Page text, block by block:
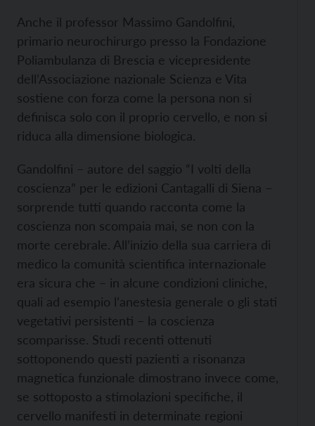
Anche il professor Massimo Gandolfini,
primario neurochirurgo presso la Fondazione
Poliambulanza di Brescia e vicepresidente
dell’Associazione nazionale Scienza e Vita
sostiene con forza come la persona non si
definisca solo con il proprio cervello, e non si
riduca alla dimensione biologica.
Gandolfini – autore del saggio “I volti della
coscienza” per le edizioni Cantagalli di Siena –
sorprende tutti quando racconta come la
coscienza non scompaia mai, se non con la
morte cerebrale. All’inizio della sua carriera di
medico la comunità scientifica internazionale
era sicura che – in alcune condizioni cliniche,
quali ad esempio l’anestesia generale o gli stati
vegetativi persistenti – la coscienza
scomparisse. Studi recenti ottenuti
sottoponendo questi pazienti a risonanza
magnetica funzionale dimostrano invece come,
se sottoposto a stimolazioni specifiche, il
cervello manifesti in determinate regioni